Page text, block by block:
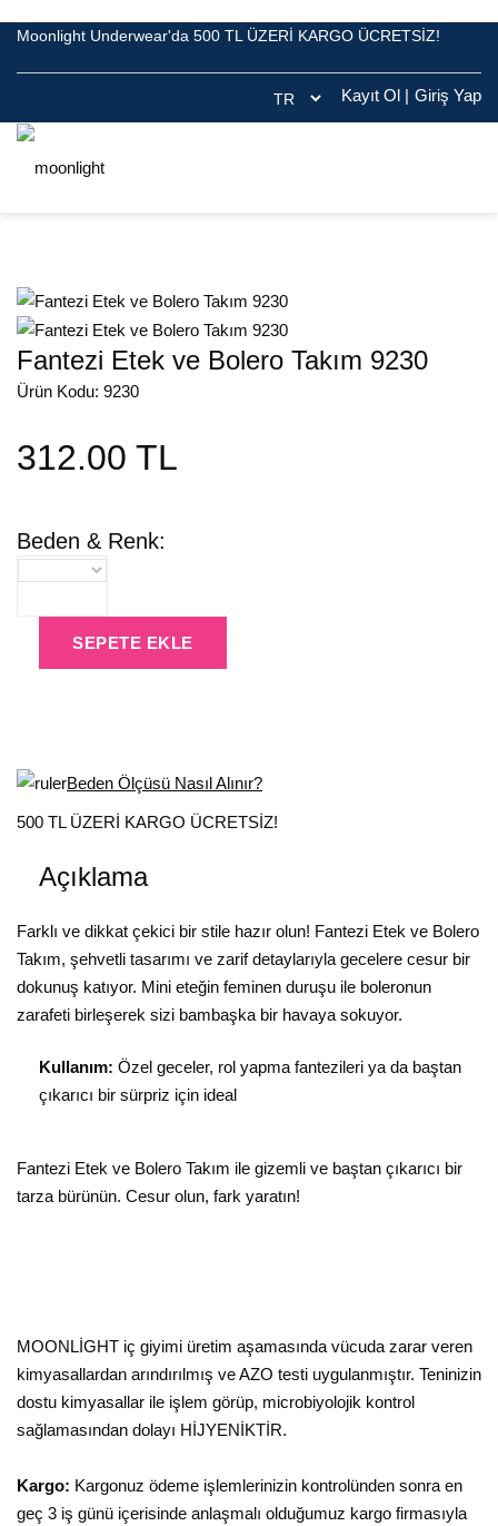
Moonlight Underwear'da 500 TL ÜZERİ KARGO ÜCRETSİZ!
Giriş Yap
Kayıt Ol |
Fantezi Etek ve Bolero Takım 9230
Ürün Kodu: 9230
312.00 TL
Beden & Renk:
SEPETE EKLE
Beden Ölçüsü Nasıl Alınır?
500 TL ÜZERİ KARGO ÜCRETSİZ!
Açıklama
Farklı ve dikkat çekici bir stile hazır olun! Fantezi Etek ve Bolero
Takım, şehvetli tasarımı ve zarif detaylarıyla gecelere cesur bir
dokunuş katıyor. Mini eteğin feminen duruşu ile boleronun
zarafeti birleşerek sizi bambaşka bir havaya sokuyor.
Kullanım: Özel geceler, rol yapma fantezileri ya da baştan
çıkarıcı bir sürpriz için ideal
Fantezi Etek ve Bolero Takım ile gizemli ve baştan çıkarıcı bir
tarza bürünün. Cesur olun, fark yaratın!
MOONLİGHT iç giyimi üretim aşamasında vücuda zarar veren
kimyasallardan arındırılmış ve AZO testi uygulanmıştır. Teninizin
dostu kimyasallar ile işlem görüp, microbiyolojik kontrol
sağlamasından dolayı HİJYENİKTİR.
Kargo: Kargonuz ödeme işlemlerinizin kontrolünden sonra en
geç 3 iş günü içerisinde anlaşmalı olduğumuz kargo firmasıyla